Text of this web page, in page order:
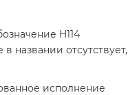
H114
названии отсутствует,
исполнение